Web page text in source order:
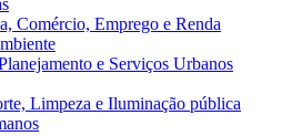
Comércio, Emprego e Renda
e Serviços Urbanos
Limpeza e Iluminação pública